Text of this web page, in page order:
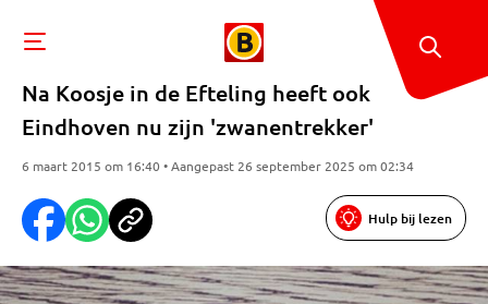
Na Koosje in de Efteling heeft ook
Eindhoven nu zijn 'zwanentrekker'
6 maart 2015 om 16:40 • Aangepast 26 september 2025 om 02:34
Hulp bij lezen